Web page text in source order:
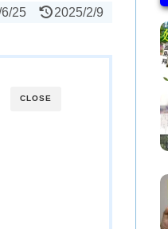
25 2025/2/9
CLOSE